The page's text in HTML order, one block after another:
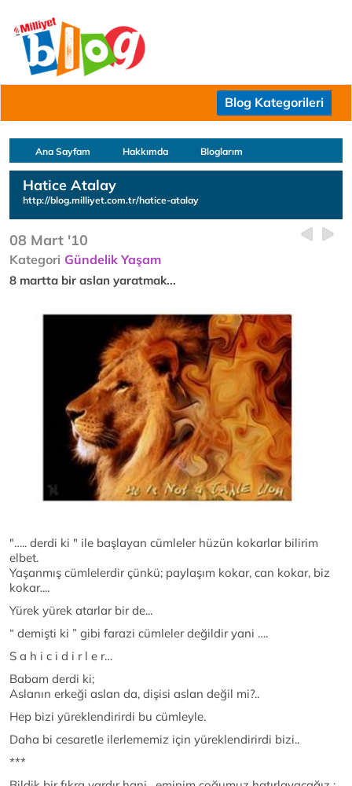
Blog Kategorileri
Ana Sayfam Hakkımda Bloglarım
Hatice Atalay
http://blog.milliyet.com.tr/hatice-atalay
08 Mart '10
Kategori Gündelik Yaşam
8 martta bir aslan yaratmak...
"….. derdi ki " ile başlayan cümleler hüzün kokarlar bilirim
elbet.
Yaşanmış cümlelerdir çünkü; paylaşım kokar, can kokar, biz
kokar....
Yürek yürek atarlar bir de...
“ demişti ki ” gibi farazi cümleler değildir yani ….
S a h i c i d i r l e r…
Babam derdi ki;
Aslanın erkeği aslan da, dişisi aslan değil mi?..
Hep bizi yüreklendirirdi bu cümleyle.
Daha bi cesaretle ilerlememiz için yüreklendirirdi bizi..
***